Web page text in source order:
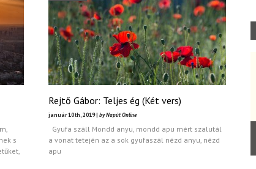
s
Rejtő Gábor: Teljes ég (Két vers)
január 10th, 2019 | by Napút Online
Gyufa száll Mondd anyu, mondd apu mért szalutál
a vonat tetején az a sok gyufaszál nézd anyu, nézd
apu
Parvathy Baul: A NAGY LELKEK DALAI.
Bevezetés a bául ösvénybe (Fordította:
Rideg Zsófia)